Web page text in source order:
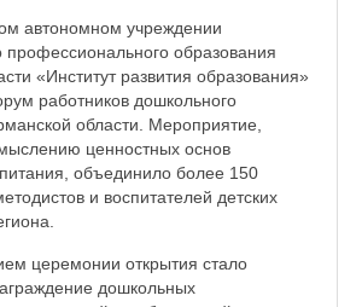
автономном учреждении
профессионального образования
«Институт развития образования»
работников дошкольного
области. Мероприятие,
ценностных основ
объединило более 150
и воспитателей детских
церемонии открытия стало
дошкольных